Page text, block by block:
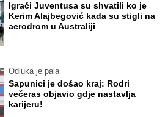
Igrači Juventusa su shvatili ko je
Kerim Alajbegović kada su stigli na
aerodrom u Australiji
Odluka je pala
Sapunici je došao kraj: Rodri
večeras objavio gdje nastavlja
karijeru!